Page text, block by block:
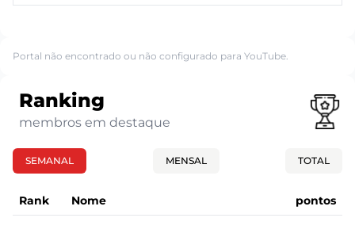
Portal não encontrado ou não configurado para YouTube.
Ranking
membros em destaque
SEMANAL MENSAL TOTAL
Rank Nome pontos